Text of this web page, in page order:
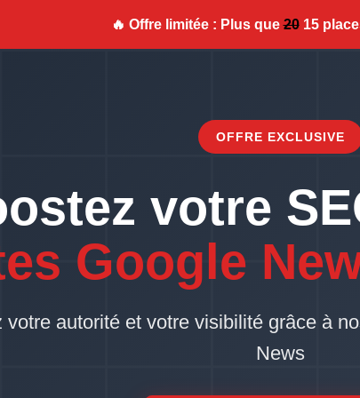
🔥 Offre limitée : Plus que2015
OFFRE EXCLUSIVE
votre
Google
votre autorité et votre visibilité grâce à
News